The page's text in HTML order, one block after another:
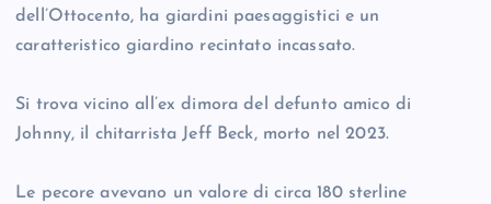
dell’Ottocento, ha giardini paesaggistici e un
caratteristico giardino recintato incassato.
Si trova vicino all’ex dimora del defunto amico di
Johnny, il chitarrista Jeff Beck, morto nel 2023.
Le pecore avevano un valore di circa 180 sterline